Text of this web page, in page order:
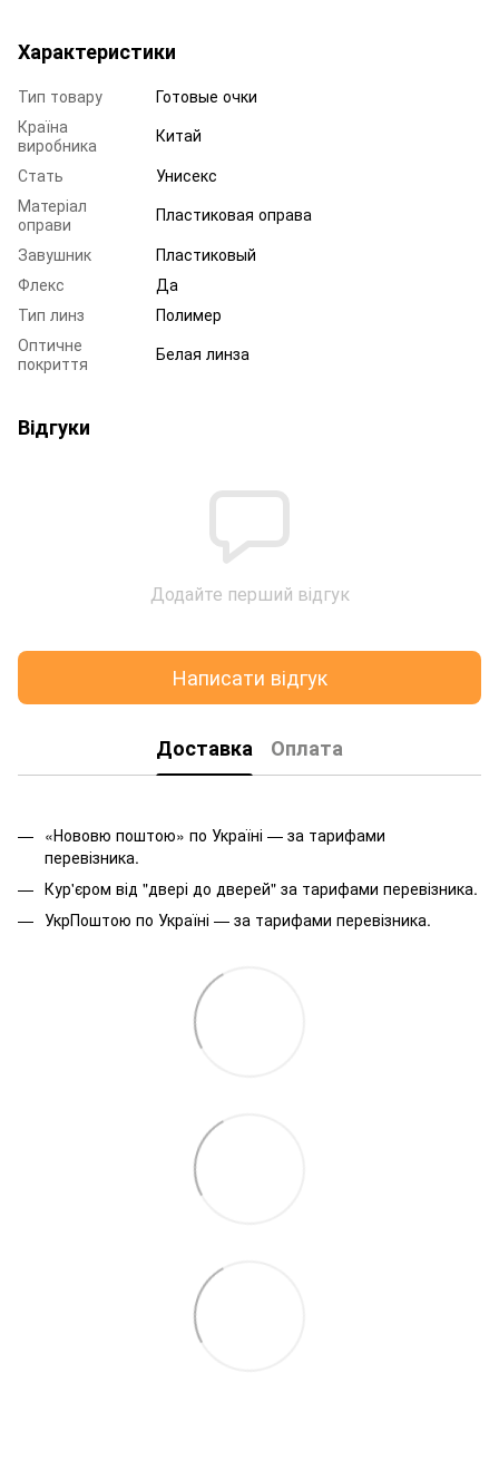
Характеристики
Тип товару
Готовые очки
Країна
виробника
Китай
Стать
Унисекс
Матеріал
оправи
Пластиковая оправа
Завушник
Пластиковый
Флекс
Да
Тип линз
Полимер
Оптичне
покриття
Белая линза
Відгуки
Додайте перший відгук
Написати відгук
Доставка Оплата
«Нововю поштою» по Україні — за тарифами
перевізника.
Кур'єром від "двері до дверей" за тарифами перевізника.
УкрПоштою по Україні — за тарифами перевізника.